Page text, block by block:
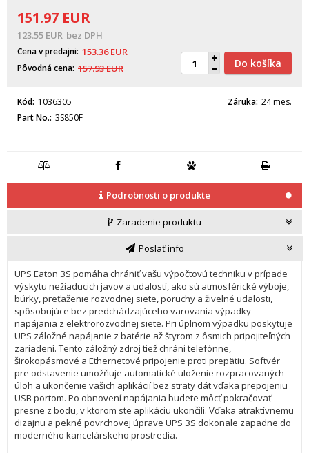
151.97 EUR
123.55 EUR bez DPH
Cena v predajni 153.36EUR
Pôvodná cena 157.93EUR Do košíka
Kód 1036305
Part No. 3S850F
Záruka 24 mes.
Podrobnosti o produkte
Zaradenie produktu
Poslať info
UPS Eaton 3S pomáha chrániť vašu výpočtovú techniku v prípade
výskytu nežiaducich javov a udalostí, ako sú atmosférické výboje,
búrky, preťaženie rozvodnej siete, poruchy a živelné udalosti,
spôsobujúce bez predchádzajúceho varovania výpadky
napájania z elektrorozvodnej siete. Pri úplnom výpadku poskytuje
UPS záložné napájanie z batérie až štyrom z ôsmich pripojiteľných
zariadení. Tento záložný zdroj tiež chráni telefónne,
širokopásmové a Ethernetové pripojenie proti prepätiu. Softvér
pre odstavenie umožňuje automatické uloženie rozpracovaných
úloh a ukončenie vašich aplikácií bez straty dát vďaka prepojeniu
USB portom. Po obnovení napájania budete môcť pokračovať
presne z bodu, v ktorom ste aplikáciu ukončili. Vďaka atraktívnemu
dizajnu a pekné povrchovej úprave UPS 3S dokonale zapadne do
moderného kancelárskeho prostredia.